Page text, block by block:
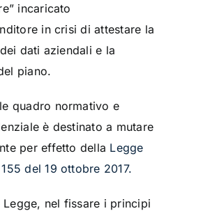
incaricato
in crisi di attestare la
dati aziendali e la
piano.
quadro normativo e
è destinato a mutare
per effetto della Legge
del 19 ottobre 2017.
Legge, nel fissare i principi